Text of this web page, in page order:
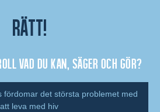
Rätt!
vad du kan, säger och gör?
fördomar det största problemet med
att leva med hiv